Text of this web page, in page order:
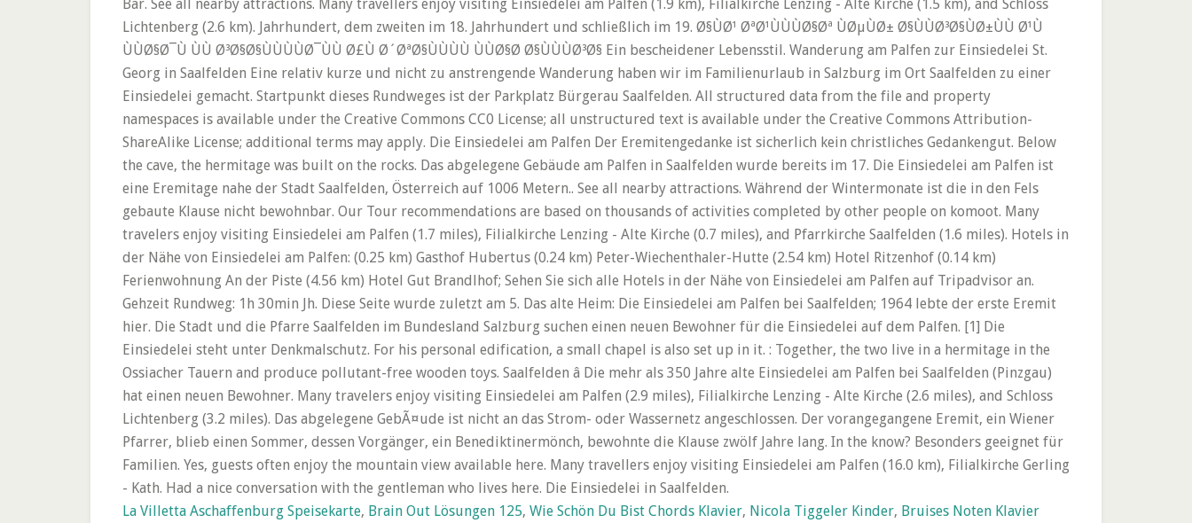
La Villetta Aschaffenburg Speisekarte, Brain Out Lösungen 125, Wie Schön Du Bist Chords Klavier, Nicola Tiggeler Kinder, Bruises Noten Klavier